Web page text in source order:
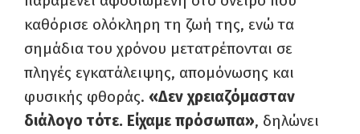
καθόρισε ολόκληρη τη ζωή της, ενώ τα
σημάδια του χρόνου μετατρέπονται σε
πληγές εγκατάλειψης, απομόνωσης και
φυσικής φθοράς. «Δεν χρειαζόμασταν
διάλογο τότε. Είχαμε πρόσωπα», δηλώνει